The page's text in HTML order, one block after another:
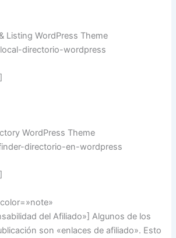
Listing WordPress Theme
]
WordPress Theme
]
del Afiliado»] Algunos de los
son «enlaces de afiliado». Esto